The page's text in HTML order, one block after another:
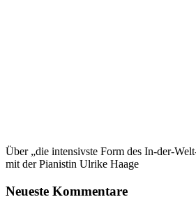
Über „die intensivste Form des In-der-
mit der Pianistin Ulrike Haage
Neueste Kommentare